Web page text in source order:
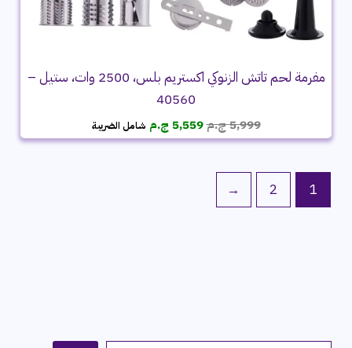
مفرمة لحم تاتش الزنوكي اكستريم بلس، 2500 وات، ستيل –
40560
5,999ج.مالسعر
الأصلي
5,559 ج.م السعر
الحالي
شامل الضريبة
1
2
←